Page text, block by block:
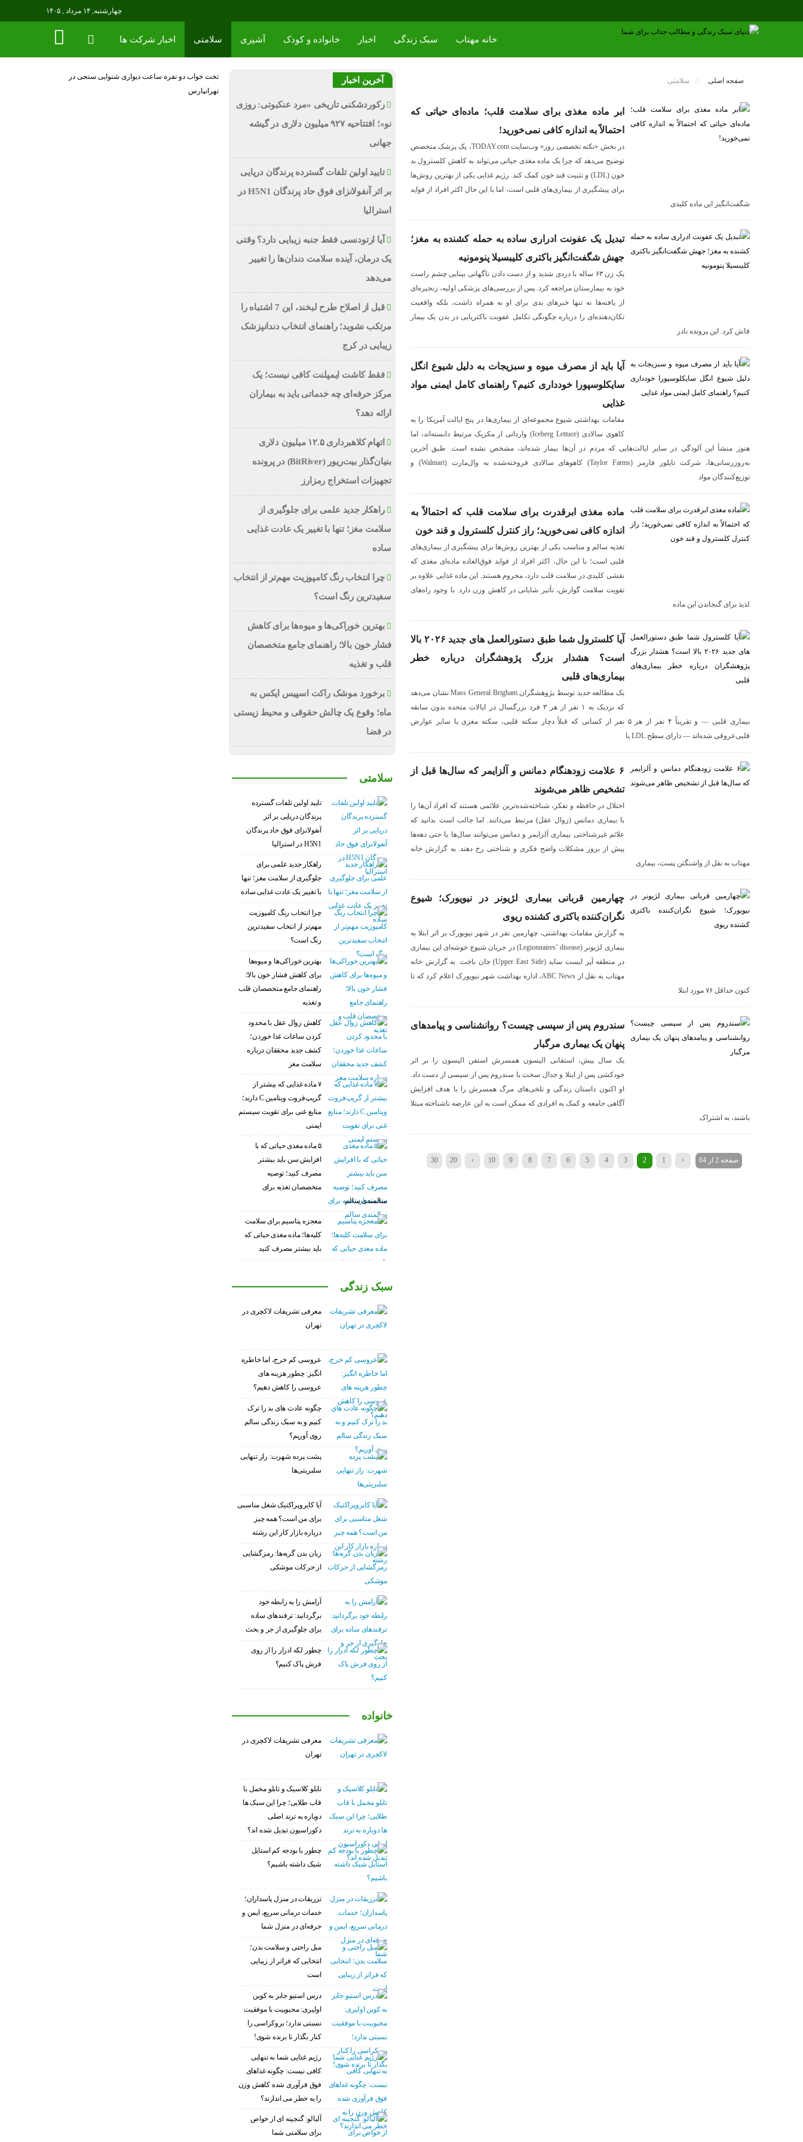
چهارشنبه, ۱۴ مرداد , ۱۴۰۵
خانه مهتاب سبک زندگی اخبار خانواده و کودک آشپزی سلامتی اخبار شرکت ها
صفحه اصلی سلامتی
ابر ماده مغذی برای سلامت قلب؛ ماده‌ای حیاتی که
احتمالاً به اندازه کافی نمی‌خورید!
در بخش «نکته تخصصی روز» وب‌سایت TODAY.com، یک پزشک متخصص
توضیح می‌دهد که چرا یک ماده مغذی حیاتی می‌تواند به کاهش کلسترول بد
خون (LDL) و تثبیت قند خون کمک کند. رژیم غذایی یکی از بهترین روش‌ها
برای پیشگیری از بیماری‌های قلبی است، اما با این حال اکثر افراد از فواید
شگفت‌انگیز این ماده کلیدی
تبدیل یک عفونت ادراری ساده به حمله کشنده به مغز؛
جهش شگفت‌انگیز باکتری کلیبسیلا پنومونیه
یک زن ۶۳ ساله با دردی شدید و از دست دادن ناگهانی بینایی چشم راست
خود به بیمارستان مراجعه کرد. پس از بررسی‌های پزشکی اولیه، زنجیره‌ای
از یافته‌ها نه تنها خبرهای بدی برای او به همراه داشت، بلکه واقعیت
تکان‌دهنده‌ای را درباره چگونگی تکامل عفونت باکتریایی در بدن یک بیمار
فاش کرد. این پرونده نادر
آیا باید از مصرف میوه و سبزیجات به دلیل شیوع انگل
سایکلوسپورا خودداری کنیم؟ راهنمای کامل ایمنی مواد
غذایی
مقامات بهداشتی شیوع مجموعه‌ای از بیماری‌ها در پنج ایالت آمریکا را به
کاهوی سالادی (Iceberg Lettuce) وارداتی از مکزیک مرتبط دانسته‌اند، اما
هنوز منشأ این آلودگی در سایر ایالت‌هایی که مردم در آن‌ها بیمار شده‌اند، مشخص نشده است. طبق آخرین
به‌روزرسانی‌ها، شرکت تایلور فارمز (Taylor Farms) کاهوهای سالادی فروخته‌شده به وال‌مارت (Walmart) و
توزیع‌کنندگان مواد
ماده مغذی ابرقدرت برای سلامت قلب که احتمالاً به
اندازه کافی نمی‌خورید؛ راز کنترل کلسترول و قند خون
تغذیه سالم و مناسب یکی از بهترین روش‌ها برای پیشگیری از بیماری‌های
قلبی است؛ با این حال، اکثر افراد از فواید فوق‌العاده ماده‌ای مغذی که
نقشی کلیدی در سلامت قلب دارد، محروم هستند. این ماده غذایی علاوه بر
تقویت سلامت گوارش، تأثیر شایانی در کاهش وزن دارد. با وجود راه‌های
لذیذ برای گنجاندن این ماده
آیا کلسترول شما طبق دستورالعمل‌ های جدید ۲۰۲۶ بالا
است؟ هشدار بزرگ پژوهشگران درباره خطر
بیماری‌های قلبی
یک مطالعه جدید توسط پژوهشگران Mass General Brigham نشان می‌دهد
که نزدیک به ۱ نفر از هر ۳ فرد بزرگسال در ایالات متحده بدون سابقه
بیماری قلبی — و تقریباً ۴ نفر از هر ۵ نفر از کسانی که قبلاً دچار سکته قلبی، سکته مغزی یا سایر عوارض
قلبی‌عروقی شده‌اند — دارای سطح LDL یا
۶ علامت زودهنگام دمانس و آلزایمر که سال‌ها قبل از
تشخیص ظاهر می‌شوند
اختلال در حافظه و تفکر، شناخته‌شده‌ترین علائمی هستند که افراد آن‌ها را
با بیماری دمانس (زوال عقل) مرتبط می‌دانند. اما جالب است بدانید که
علائم غیرشناختی بیماری آلزایمر و دمانس می‌توانند سال‌ها یا حتی دهه‌ها
پیش از بروز مشکلات واضح فکری و شناختی رخ دهند. به گزارش خانه
مهتاب به نقل از واشنگتن پست، بیماری
چهارمین قربانی بیماری لژیونر در نیویورک؛ شیوع
نگران‌کننده باکتری کشنده ریوی
به گزارش مقامات بهداشتی، چهارمین نفر در شهر نیویورک بر اثر ابتلا به
بیماری لژیونر (Legionnaires’ disease) در جریان شیوع خوشه‌ای این بیماری
در منطقه آپر ایست ساید (Upper East Side) جان باخت. به گزارش خانه
مهتاب به نقل از ABC News، اداره بهداشت شهر نیویورک اعلام کرد که تا
کنون حداقل ۷۶ مورد ابتلا
سندروم پس از سپسی چیست؟ روانشناسی و پیامدهای
پنهان یک بیماری مرگبار
یک سال پیش، استفانی الیسون همسرش استفن الیسون را بر اثر
خودکشی پس از ابتلا و جدال سخت با سندروم پس از سپسی از دست داد.
او اکنون داستان زندگی و تلخی‌های مرگ همسرش را با هدف افزایش
آگاهی جامعه و کمک به افرادی که ممکن است به این عارضه ناشناخته مبتلا
باشند، به اشتراک
صفحه 2 از 64 ‹
1
2
3
4
5
6
7
8
9
10
›
20
30
آخرین اخبار
رکوردشکنی تاریخی «مرد عنکبوتی: روزی
نو»؛ افتتاحیه ۹۲۷ میلیون دلاری در گیشه
جهانی
تایید اولین تلفات گسترده پرندگان دریایی
بر اثر آنفولانزای فوق حاد پرندگان H5N1 در
استرالیا
آیا ارتودنسی فقط جنبه زیبایی دارد؟ وقتی
یک درمان، آینده سلامت دندان‌ها را تغییر
می‌دهد
قبل از اصلاح طرح لبخند، این 7 اشتباه را
مرتکب نشوید؛ راهنمای انتخاب دندانپزشک
زیبایی در کرج
فقط کاشت ایمپلنت کافی نیست؛ یک
مرکز حرفه‌ای چه خدماتی باید به بیماران
ارائه دهد؟
اتهام کلاهبرداری ۱۲.۵ میلیون دلاری
بنیان‌گذار بیت‌ریور (BitRiver) در پرونده
تجهیزات استخراج رمزارز
راهکار جدید علمی برای جلوگیری از
سلامت مغز؛ تنها با تغییر یک عادت غذایی
ساده
چرا انتخاب رنگ کامپوزیت مهم‌تر از انتخاب
سفیدترین رنگ است؟
بهترین خوراکی‌ها و میوه‌ها برای کاهش
فشار خون بالا؛ راهنمای جامع متخصصان
قلب و تغذیه
برخورد موشک راکت اسپیس ایکس به
ماه؛ وقوع یک چالش حقوقی و محیط زیستی
در فضا
سلامتی
تایید اولین تلفات گسترده
پرندگان دریایی بر اثر
آنفولانزای فوق حاد پرندگان
H5N1 در استرالیا
راهکار جدید علمی برای
جلوگیری از سلامت مغز؛ تنها
با تغییر یک عادت غذایی ساده
چرا انتخاب رنگ کامپوزیت
مهم‌تر از انتخاب سفیدترین
رنگ است؟
بهترین خوراکی‌ها و میوه‌ها
برای کاهش فشار خون بالا؛
راهنمای جامع متخصصان قلب
و تغذیه
کاهش زوال عقل با محدود
کردن ساعات غذا خوردن؛
کشف جدید محققان درباره
سلامت مغز
۷ ماده غذایی که بیشتر از
گریپ‌فروت ویتامین C دارند؛
منابع غنی برای تقویت سیستم
ایمنی
۵ ماده مغذی حیاتی که با
افزایش سن باید بیشتر
مصرف کنید؛ توصیه
متخصصان تغذیه برای
سالمندی سالم
معجزه پتاسیم برای سلامت
کلیه‌ها؛ ماده مغذی حیاتی که
باید بیشتر مصرف کنید
سبک زندگی
معرفی تشریفات لاکچری در
تهران
عروسی کم خرج، اما خاطره
انگیز: چطور هزینه های
عروسی را کاهش دهیم؟
چگونه عادت‌ های بد را ترک
کنیم و به سبک زندگی سالم
روی آوریم؟
پشت پرده شهرت: راز تنهایی
سلبریتی‌ها
آیا کایروپراکتیک شغل مناسبی
برای من است؟ همه چیز
درباره بازار کار این رشته
زبان بدن گربه‌ها: رمزگشایی
از حرکات موشکی
آرامش را به رابطه خود
برگردانید: ترفندهای ساده
برای جلوگیری از جر و بحث
چطور لکه ادرار را از روی
فرش پاک کنیم؟
خانواده
معرفی تشریفات لاکچری در
تهران
تابلو کلاسیک و تابلو مخمل با
قاب طلایی؛ چرا این سبک ها
دوباره به ترند اصلی
دکوراسیون تبدیل شده اند؟
چطور با بودجه کم استایل
شیک داشته باشیم؟
تزریقات در منزل پاسداران؛
خدمات درمانی سریع، ایمن و
حرفه‌ای در منزل شما
مبل راحتی و سلامت بدن؛
انتخابی که فراتر از زیبایی
است
درس استیو جابز به کوین
اولیری: محبوبیت با موفقیت
نسبتی ندارد؛ بروکراسی را
کنار بگذار تا برنده شوی!
رژیم غذایی شما به تنهایی
کافی نیست: چگونه غذاهای
فوق فرآوری شده کاهش وزن
را به خطر می اندازند؟
آلبالو: گنجینه ای از خواص
برای سلامتی شما
تخت خواب دو نفرهساعت دیواریشنوایی سنجی در
تهرانپارس